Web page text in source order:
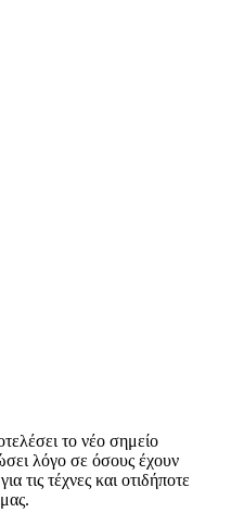
το νέο σημείο
λόγο σε όσους έχουν
τις τέχνες και οτιδήποτε